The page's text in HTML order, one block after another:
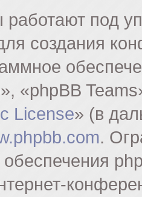
под
создания
«phpBB
License» (в
.